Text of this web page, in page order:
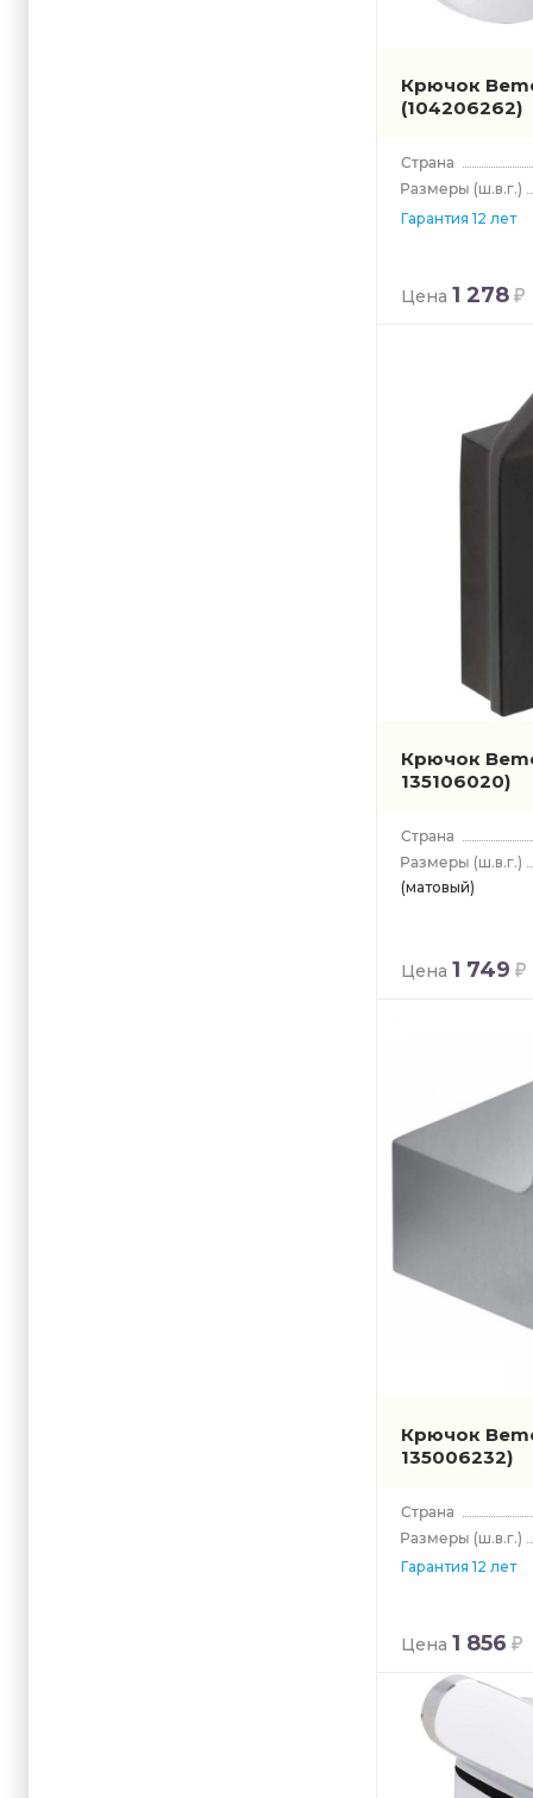
Крючок
(104206262)
(ш.в.г.)
Гарантия 12 лет
Цена 1 278
Крючок
135106020)
(ш.в.г.)
(матовый)
Цена 1 749
Крючок
135006232)
(ш.в.г.)
Гарантия 12 лет
Цена 1 856